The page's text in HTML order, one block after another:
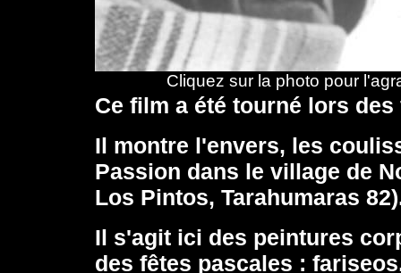
Cliquez sur la photo pour
Ce film a été tourné lors des
Il montre l'envers, les
Passion dans le village de
Los Pintos, Tarahumaras
Il s'agit ici des peintures
des fêtes pascales :